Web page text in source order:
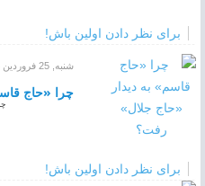
برای نظر دادن اولین باش!
شنبه, 25 فروردين 1403 ساعت 11:42
چرا «حاج
برای نظر دادن اولین باش!